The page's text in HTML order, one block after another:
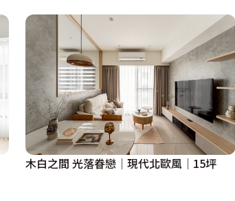
木白之間 光落眷戀│現代北歐風│15坪